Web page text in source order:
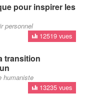
pour inspirer les
personnel
12519 vues
transition
humaniste
13235 vues